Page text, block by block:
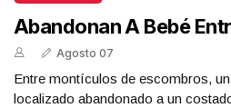
Abandonan A Bebé
Agosto 07
Entre montículos de escombros,
localizado abandonado a un